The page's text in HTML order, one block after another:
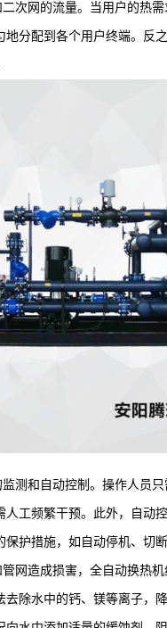
网的流量。当用户的热
分配到各个用户终端。反
和自动控制。操作人员
工频繁干预。此外，自动
护措施，如自动停机、切
造成损害，全自动换热
除水中的钙、镁等离子，